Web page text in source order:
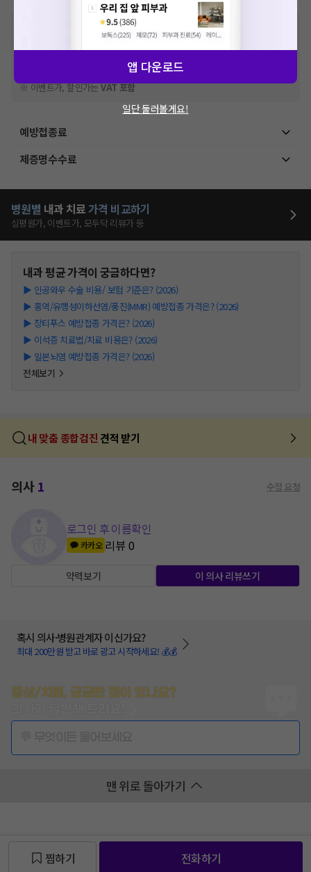
비급여 항목의 경우,추가비용 등으로 실제 가격과 상이할 수 있으니, 정확
한 가격은 해당 의료기관에 직접 문의해주세요.
※급여 항목의 경우,건강보험심사평가원에 고지되어 있는 급여 진료 기준 가
격입니다. (진료와 연관된 복합적인 비용이 추가되어, 병원마다 금액이 다르게
산정될 수 있는 점 참고 바랍니다.)
※ 이벤트가, 할인가는VAT 포함
예방접종료
제증명수수료
병원별 내과 치료가격 비교하기
심평원가, 이벤트가, 모두닥 리뷰가 등
내과평균 가격이 궁금하다면?
▶ 인공와우 수술 비용/ 보험 기준은? (2026)
▶ 홍역/유행성이하선염/풍진(MMR) 예방접종 가격은? (2026)
▶ 장티푸스 예방접종 가격은? (2026)
▶ 이석증 치료법/치료 비용은? (2026)
▶ 일본뇌염 예방접종 가격은? (2026)
전체보기
내 맞춤 종합검진 견적 받기
의사1 수정 요청
로그인 후 이름확인
카카오 리뷰0
약력보기 이 의사 리뷰쓰기
혹시 의사·병원관계자 이신가요?
최대 200만원 받고 바로 광고 시작하세요! 💰💰
증상/치료, 궁금한 점이 있나요?
맨 위로 돌아가기
찜하기 전화하기
앱 다운로드
일단 둘러볼게요!